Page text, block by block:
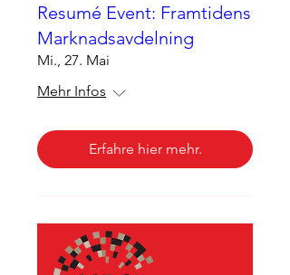
Resumé Event: Framtidens
Marknadsavdelning
Mi., 27. Mai
Mehr Infos
Erfahre hier mehr.